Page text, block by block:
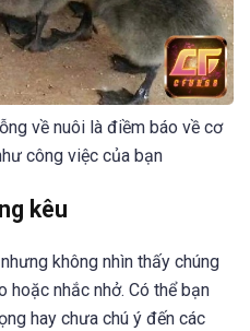
về nuôi là điềm báo về cơ
công việc của bạn
kêu
không nhìn thấy chúng
hoặc nhắc nhở. Có thể bạn
hay chưa chú ý đến các